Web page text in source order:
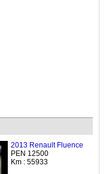
2013 Renault Fluence
PEN 12500
Km : 55933